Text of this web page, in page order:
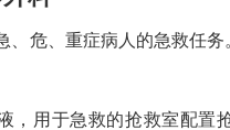
、危、重症病人的急救任
，用于急救的抢救室配置